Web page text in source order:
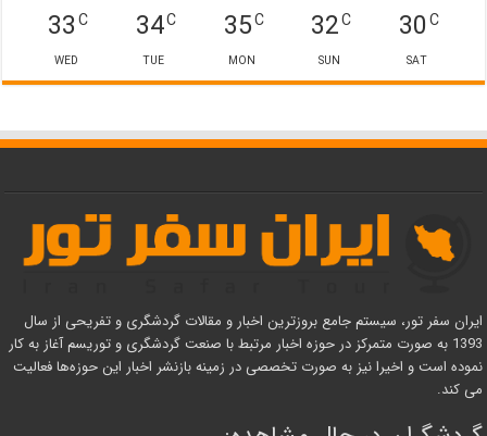
30C
SAT
32C
SUN
35C
MON
34C
TUE
33C
WED
ایران سفر تور، سیستم جامع بروزترین اخبار و مقالات گردشگری و تفریحی از سال
1393 به صورت متمرکز در حوزه اخبار مرتبط با صنعت گردشگری و توریسم آغاز به کار
نموده است و اخیرا نیز به صورت تخصصی در زمینه بازنشر اخبار این حوزه‌ها فعالیت
می کند.